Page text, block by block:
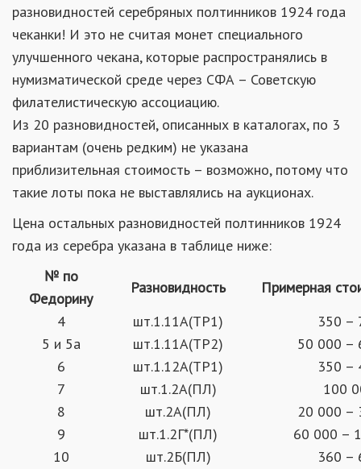
разновидностей серебряных полтинников 1924 года
чеканки! И это не считая монет специального
улучшенного чекана, которые распространялись в
нумизматической среде через СФА – Советскую
филателистическую ассоциацию.
Из 20 разновидностей, описанных в каталогах, по 3
вариантам (очень редким) не указана
приблизительная стоимость – возможно, потому что
такие лоты пока не выставлялись на аукционах.
Цена остальных разновидностей полтинников 1924
года из серебра указана в таблице ниже:
№ по
Федорину
Разновидность
Примерная
4
шт.1.11А(ТР1)
350 –
5 и 5а
шт.1.11А(ТР2)
50 000 –
6
шт.1.12А(ТР1)
350 –
7
шт.1.2А(ПЛ)
100
8
шт.2А(ПЛ)
20 000 –
9
шт.1.2Г*(ПЛ)
60 000 –
10
шт.2Б(ПЛ)
360 –